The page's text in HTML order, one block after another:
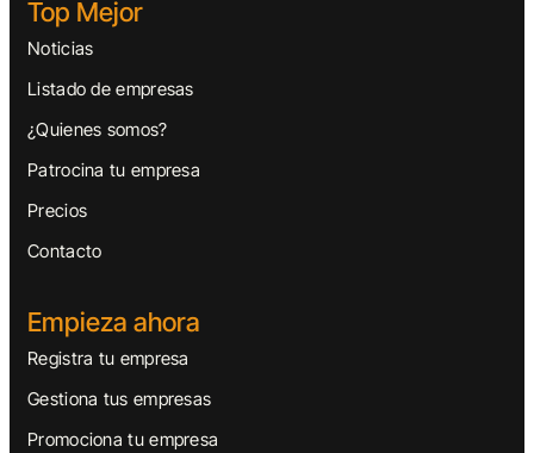
Top Mejor
Noticias
Listado de empresas
¿Quienes somos?
Patrocina tu empresa
Precios
Contacto
Empieza ahora
Registra tu empresa
Gestiona tus empresas
Promociona tu empresa